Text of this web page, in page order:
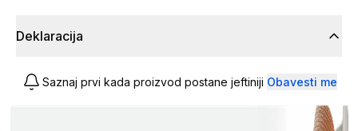
Deklaracija
Saznaj prvi kada proizvod postane jeftiniji Obavesti me